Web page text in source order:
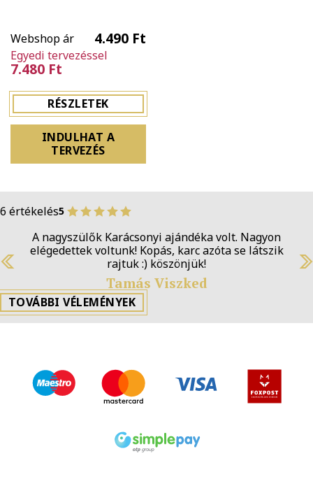
Webshop ár 4.490 Ft
Egyedi tervezéssel
7.480 Ft
RÉSZLETEK
INDULHAT A
TERVEZÉS
6 értékelés5
A nagyszülők Karácsonyi ajándéka volt. Nagyon
elégedettek voltunk! Kopás, karc azóta se látszik
rajtuk :) köszönjük!
Tamás Viszked
Previous
TOVÁBBI VÉLEMÉNYEK